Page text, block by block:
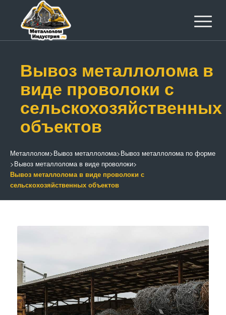
Вывоз металлолома в
виде проволоки с
сельскохозяйственных
объектов
Металлолом>Вывоз металлолома>Вывоз металлолома по форме
>Вывоз металлолома в виде проволоки>
Вывоз металлолома в виде проволоки с
сельскохозяйственных объектов